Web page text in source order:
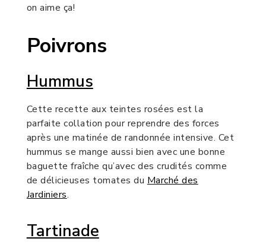
on aime ça!
Poivrons
Hummus
Cette recette aux teintes rosées est la
parfaite collation pour reprendre des forces
après une matinée de randonnée intensive. Cet
hummus se mange aussi bien avec une bonne
baguette fraîche qu’avec des crudités comme
de délicieuses tomates du Marché des
Jardiniers.
Tartinade